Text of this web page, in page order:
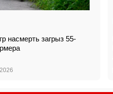
насмерть загрыз 55-